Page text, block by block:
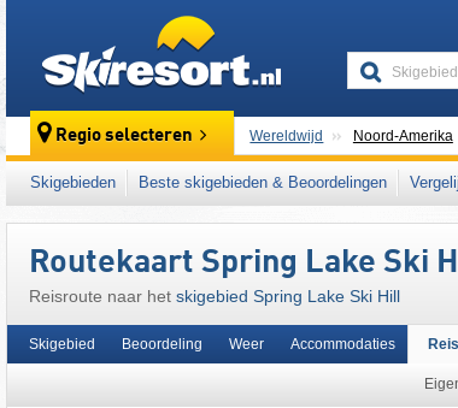
Regio selecteren Wereldwijd Noord-Amerika
Dit skigebied ligt ook in:
Skigebieden Beste skigebieden & Beoordelingen
Routekaart Spring Lake Ski
Reisroute naar het skigebied Spring Lake Ski Hill
Skigebied Beoordeling Weer Accommodaties